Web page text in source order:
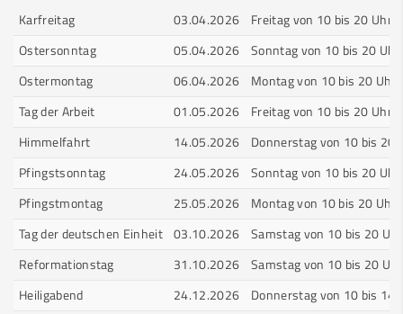
Karfreitag 03.04.2026
Freitag von 10 bis 20 Uhr
Ostersonntag
05.04.2026 Sonntag von 10 bis 20 Uhr
Ostermontag
06.04.2026
Montag von 10 bis 20 Uhr
Tag der Arbeit
01.05.2026
Freitag von 10 bis 20 Uhr
Himmelfahrt
14.05.2026
Donnerstag von 10 bis 20
Pfingstsonntag
24.05.2026 Sonntag von 10 bis 20 Uhr
Pfingstmontag
25.05.2026
Montag von 10 bis 20 Uhr
Tag der deutschen Einheit 03.10.2026 Samstag von 10 bis 20 Uhr
Reformationstag
31.10.2026 Samstag von 10 bis 20 Uhr
Heiligabend
24.12.2026
Donnerstag von 10 bis 14